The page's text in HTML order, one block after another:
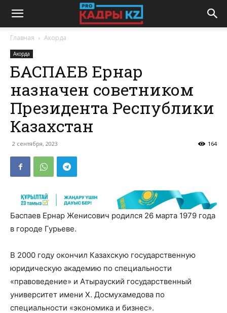
Главная Акорда
Акорда
БАСПАЕВ Ернар
назначен советником
Президента Республики
Казахстан
2 сентября, 2023 164
Баспаев Ернар Женисович родился 26 марта 1979 года
в городе Гурьеве.
В 2000 году окончил Казахскую государственную
юридическую академию по специальности
«правоведение» и Атырауский государственный
университет имени Х. Досмухамедова по
специальности «экономика и бизнес».